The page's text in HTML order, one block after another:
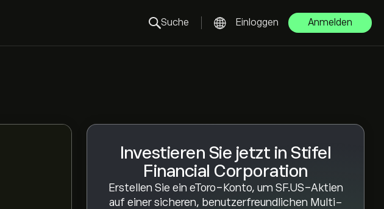
Suche Einloggen Anmelden
Investieren Sie jetzt in Stifel
Financial Corporation
Erstellen Sie ein eToro-Konto, um SF.US-Aktien
auf einer sicheren, benutzerfreundlichen Multi-